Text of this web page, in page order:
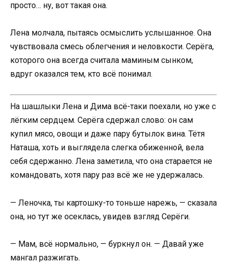
просто… ну, вот такая она.
Лена молчала, пытаясь осмыслить услышанное. Она
чувствовала смесь облегчения и неловкости. Серёга,
которого она всегда считала маминым сынком,
вдруг оказался тем, кто всё понимал.
На шашлыки Лена и Дима всё-таки поехали, но уже с
лёгким сердцем. Серёга сдержал слово: он сам
купил мясо, овощи и даже пару бутылок вина. Тётя
Наташа, хоть и выглядела слегка обиженной, вела
себя сдержанно. Лена заметила, что она старается не
командовать, хотя пару раз всё же не удержалась.
— Леночка, ты картошку-то тоньше нарежь, — сказала
она, но тут же осеклась, увидев взгляд Серёги.
— Мам, всё нормально, — буркнул он. — Давай уже
мангал разжигать.